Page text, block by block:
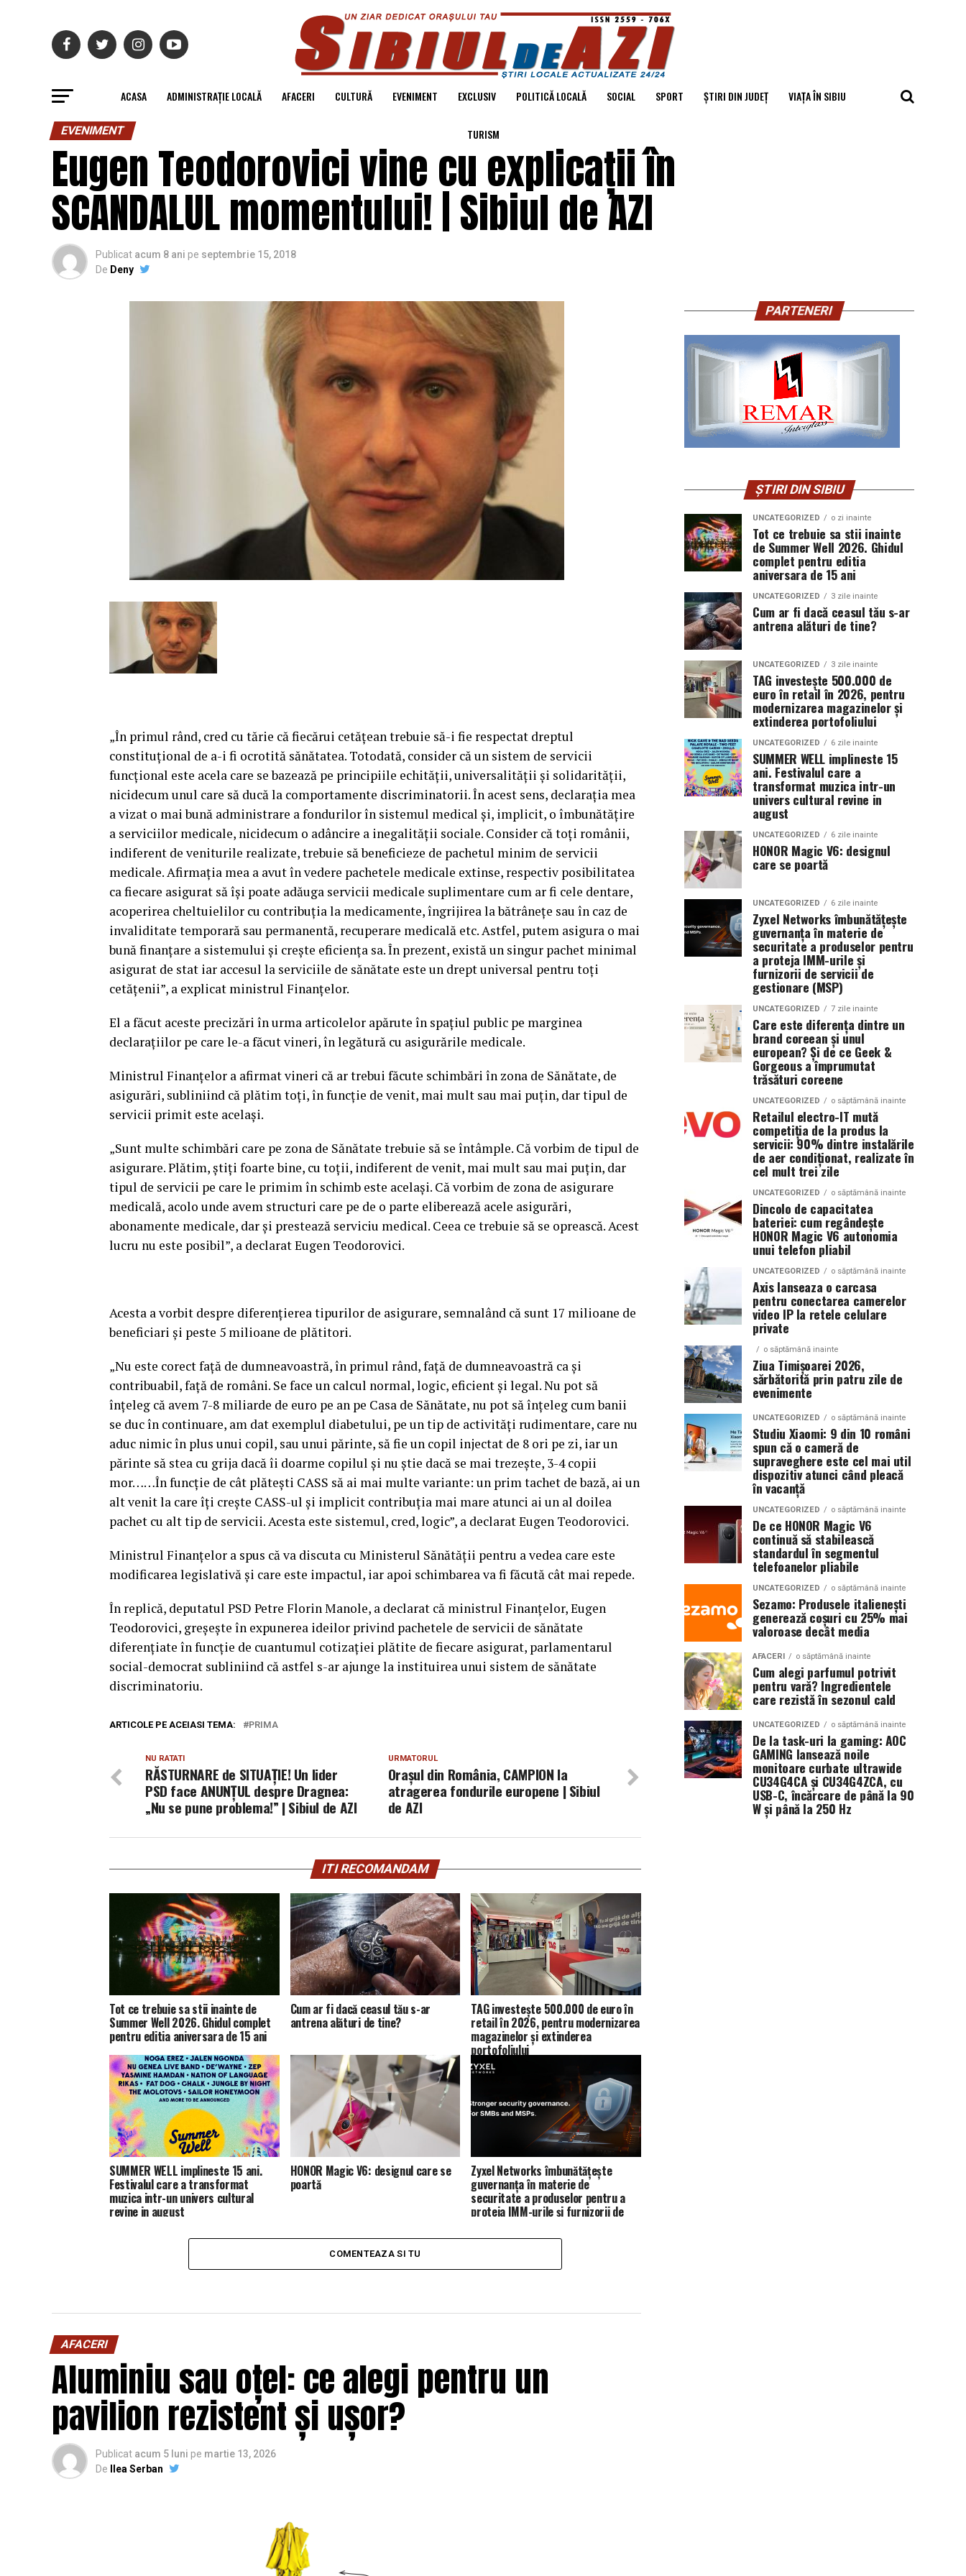
ACASA ADMINISTRAȚIE LOCALĂ AFACERI CULTURĂ EVENIMENT EXCLUSIV POLITICĂ LOCALĂ SOCIAL SPORT ȘTIRI DIN JUDEȚ VIAȚA ÎN SIBIU
TURISM
EVENIMENT
Eugen Teodorovici vine cu explicații în
SCANDALUL momentului! | Sibiul de AZI
Publicat acum 8 ani pe septembrie 15, 2018
De Deny
„În primul rând, cred cu tărie că fiecărui cetăţean trebuie să-i fie respectat dreptul
constituţional de a-i fi ocrotită sănătatea. Totodată, consider că un sistem de servicii
funcţional este acela care se bazează pe principiile echităţii, universalităţii şi solidarităţii,
nicidecum unul care să ducă la comportamente discriminatorii. În acest sens, declaraţia mea
a vizat o mai bună administrare a fondurilor în sistemul medical şi, implicit, o îmbunătăţire
a serviciilor medicale, nicidecum o adâncire a inegalităţii sociale. Consider că toţi românii,
indiferent de veniturile realizate, trebuie să beneficieze de pachetul minim de servicii
medicale. Afirmaţia mea a avut în vedere pachetele medicale extinse, respectiv posibilitatea
ca fiecare asigurat să îşi poate adăuga servicii medicale suplimentare cum ar fi cele dentare,
acoperirea cheltuielilor cu contribuţia la medicamente, îngrijirea la bătrâneţe sau în caz de
invaliditate temporară sau permanentă, recuperare medicală etc. Astfel, putem asigura o mai
bună finanţare a sistemului şi creşte eficienţa sa. În prezent, există un singur pachet minimal
asigurat de stat iar accesul la serviciile de sănătate este un drept universal pentru toţi
cetăţenii”, a explicat ministrul Finanţelor.
El a făcut aceste precizări în urma articolelor apărute în spaţiul public pe marginea
declaraţiilor pe care le-a făcut vineri, în legătură cu asigurările medicale.
Ministrul Finanţelor a afirmat vineri că ar trebui făcute schimbări în zona de Sănătate, de
asigurări, subliniind că plătim toţi, în funcţie de venit, mai mult sau mai puţin, dar tipul de
servicii primit este acelaşi.
„Sunt multe schimbări care pe zona de Sănătate trebuie să se întâmple. Că vorbim de tipul de
asigurare. Plătim, ştiţi foarte bine, cu toţii, indiferent de venit, mai mult sau mai puţin, dar
tipul de servicii pe care le primim în schimb este acelaşi. Că vorbim de zona de asigurare
medicală, acolo unde avem structuri care pe de o parte eliberează acele asigurări,
abonamente medicale, dar şi prestează serviciu medical. Ceea ce trebuie să se oprească. Acest
lucru nu este posibil”, a declarat Eugen Teodorovici.
Acesta a vorbit despre diferenţierea tipurilor de asigurare, semnalând că sunt 17 milioane de
beneficiari şi peste 5 milioane de plătitori.
„Nu este corect faţă de dumneavoastră, în primul rând, faţă de dumneavoastră ca şi
contribuabil, faţă de români. Se face un calcul normal, logic, eficient şi legal. Nu pot să
înţeleg că avem 7-8 miliarde de euro pe an pe Casa de Sănătate, nu pot să înţeleg cum banii
se duc în continuare, am dat exemplul diabetului, pe un tip de activităţi rudimentare, care nu
aduc nimic în plus unui copil, sau unui părinte, să fie un copil injectat de 8 ori pe zi, iar un
părinte să stea cu grija dacă îi doarme copilul şi nu ştie dacă se mai trezeşte, 3-4 copii
mor……În funcţie de cât plăteşti CASS să ai mai multe variante: un prim tachet de bază, ai un
alt venit la care îţi creşte CASS-ul şi implicit contribuţia mai mare atunci ai un al doilea
pachet cu alt tip de servicii. Acesta este sistemul, cred, logic”, a declarat Eugen Teodorovici.
Ministrul Finanţelor a spus că va discuta cu Ministerul Sănătăţii pentru a vedea care este
modificarea legislativă şi care este impactul, iar apoi schimbarea va fi făcută cât mai repede.
În replică, deputatul PSD Petre Florin Manole, a declarat că ministrul Finanţelor, Eugen
Teodorovici, greşeşte în expunerea ideilor privind pachetele de servicii de sănătate
diferenţiate în funcţie de cuantumul cotizaţiei plătite de fiecare asigurat, parlamentarul
social-democrat subliniind că astfel s-ar ajunge la instituirea unui sistem de sănătate
discriminatoriu.
ARTICOLE PE ACEIASI TEMA: PRIMA
URMATORUL
Orașul din România, CAMPION la
atragerea fondurile europene | Sibiul
de AZI
NU RATATI
RĂSTURNARE de SITUAȚIE! Un lider
PSD face ANUNȚUL despre Dragnea:
„Nu se pune problema!” | Sibiul de AZI
ITI RECOMANDAM
Tot ce trebuie sa stii inainte de
Summer Well 2026. Ghidul complet
pentru editia aniversara de 15 ani
Cum ar fi dacă ceasul tău s-ar
antrena alături de tine?
TAG investește 500.000 de euro în
retail în 2026, pentru modernizarea
magazinelor și extinderea
portofoliului
SUMMER WELL implineste 15 ani.
Festivalul care a transformat
muzica intr-un univers cultural
revine in august
HONOR Magic V6: designul care se
poartă
Zyxel Networks îmbunătățește
guvernanța în materie de
securitate a produselor pentru a
proteja IMM-urile și furnizorii de
COMENTEAZA SI TU
AFACERI
Aluminiu sau oțel: ce alegi pentru un
pavilion rezistent și ușor?
Publicat acum 5 luni pe martie 13, 2026
De
Ilea Serban
PARTENERI
ȘTIRI DIN SIBIU
UNCATEGORIZED o zi inainte
Tot ce trebuie sa stii inainte
de Summer Well 2026. Ghidul
complet pentru editia
aniversara de 15 ani
UNCATEGORIZED 3 zile inainte
Cum ar fi dacă ceasul tău s-ar
antrena alături de tine?
UNCATEGORIZED 3 zile inainte
TAG investește 500.000 de
euro în retail în 2026, pentru
modernizarea magazinelor și
extinderea portofoliului
UNCATEGORIZED 6 zile inainte
SUMMER WELL implineste 15
ani. Festivalul care a
transformat muzica intr-un
univers cultural revine in
august
UNCATEGORIZED 6 zile inainte
HONOR Magic V6: designul
care se poartă
UNCATEGORIZED 6 zile inainte
Zyxel Networks îmbunătățește
guvernanța în materie de
securitate a produselor pentru
a proteja IMM-urile și
furnizorii de servicii de
gestionare (MSP)
UNCATEGORIZED 7 zile inainte
Care este diferența dintre un
brand coreean și unul
european? Și de ce Geek &
Gorgeous a împrumutat
trăsături coreene
UNCATEGORIZED o săptămână inainte
Retailul electro-IT mută
competiția de la produs la
servicii: 90% dintre instalările
de aer condiționat, realizate în
cel mult trei zile
UNCATEGORIZED o săptămână inainte
Dincolo de capacitatea
bateriei: cum regândește
HONOR Magic V6 autonomia
unui telefon pliabil
UNCATEGORIZED o săptămână inainte
Axis lanseaza o carcasa
pentru conectarea camerelor
video IP la retele celulare
private
o săptămână inainte
Ziua Timișoarei 2026,
sărbătorită prin patru zile de
evenimente
UNCATEGORIZED o săptămână inainte
Studiu Xiaomi: 9 din 10 români
spun că o cameră de
supraveghere este cel mai util
dispozitiv atunci când pleacă
în vacanță
UNCATEGORIZED o săptămână inainte
De ce HONOR Magic V6
continuă să stabilească
standardul în segmentul
telefoanelor pliabile
UNCATEGORIZED o săptămână inainte
Sezamo: Produsele italienești
generează coșuri cu 25% mai
valoroase decât media
AFACERI o săptămână inainte
Cum alegi parfumul potrivit
pentru vară? Ingredientele
care rezistă în sezonul cald
UNCATEGORIZED o săptămână inainte
De la task-uri la gaming: AOC
GAMING lansează noile
monitoare curbate ultrawide
CU34G4CA și CU34G4ZCA, cu
USB-C, încărcare de până la 90
W și până la 250 Hz